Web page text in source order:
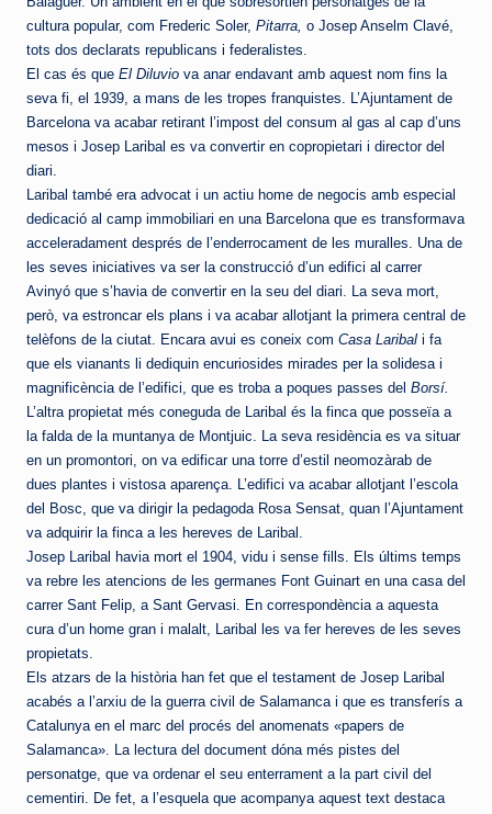
cultura popular, com Frederic Soler, Pitarra, o Josep Anselm Clavé,
tots dos declarats republicans i federalistes.
El cas és que El Diluvio va anar endavant amb aquest nom fins la
seva fi, el 1939, a mans de les tropes franquistes. L’Ajuntament de
Barcelona va acabar retirant l’impost del consum al gas al cap d’uns
mesos i Josep Laribal es va convertir en copropietari i director del
diari.
Laribal també era advocat i un actiu home de negocis amb especial
dedicació al camp immobiliari en una Barcelona que es transformava
acceleradament després de l’enderrocament de les muralles. Una de
les seves iniciatives va ser la construcció d’un edifici al carrer
Avinyó que s’havia de convertir en la seu del diari. La seva mort,
però, va estroncar els plans i va acabar allotjant la primera central de
telèfons de la ciutat. Encara avui es coneix com Casa Laribal i fa
que els vianants li dediquin encuriosides mirades per la solidesa i
magnificència de l’edifici, que es troba a poques passes del Borsí.
L’altra propietat més coneguda de Laribal és la finca que posseïa a
la falda de la muntanya de Montjuic. La seva residència es va situar
en un promontori, on va edificar una torre d’estil neomozàrab de
dues plantes i vistosa aparença. L’edifici va acabar allotjant l’escola
del Bosc, que va dirigir la pedagoda Rosa Sensat, quan l’Ajuntament
va adquirir la finca a les hereves de Laribal.
Josep Laribal havia mort el 1904, vidu i sense fills. Els últims temps
va rebre les atencions de les germanes Font Guinart en una casa del
carrer Sant Felip, a Sant Gervasi. En correspondència a aquesta
cura d’un home gran i malalt, Laribal les va fer hereves de les seves
propietats.
Els atzars de la història han fet que el testament de Josep Laribal
acabés a l’arxiu de la guerra civil de Salamanca i que es transferís a
Catalunya en el marc del procés del anomenats «papers de
Salamanca». La lectura del document dóna més pistes del
personatge, que va ordenar el seu enterrament a la part civil del
cementiri. De fet, a l’esquela que acompanya aquest text destaca